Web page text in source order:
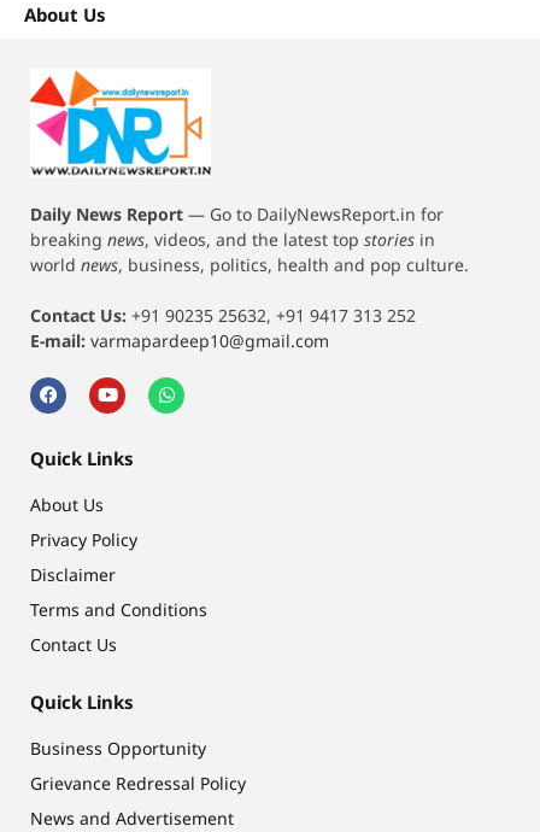
About Us
Daily News Report — Go to DailyNewsReport.in for
breaking news, videos, and the latest top stories in
world news, business, politics, health and pop culture.
Contact Us: +91 90235 25632, +91 9417 313 252
E-mail: varmapardeep10@gmail.com
Quick Links
About Us
Privacy Policy
Disclaimer
Terms and Conditions
Contact Us
Quick Links
Business Opportunity
Grievance Redressal Policy
News and Advertisement